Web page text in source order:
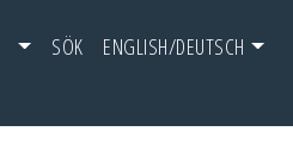
SÖK ENGLISH/DEUTSCH